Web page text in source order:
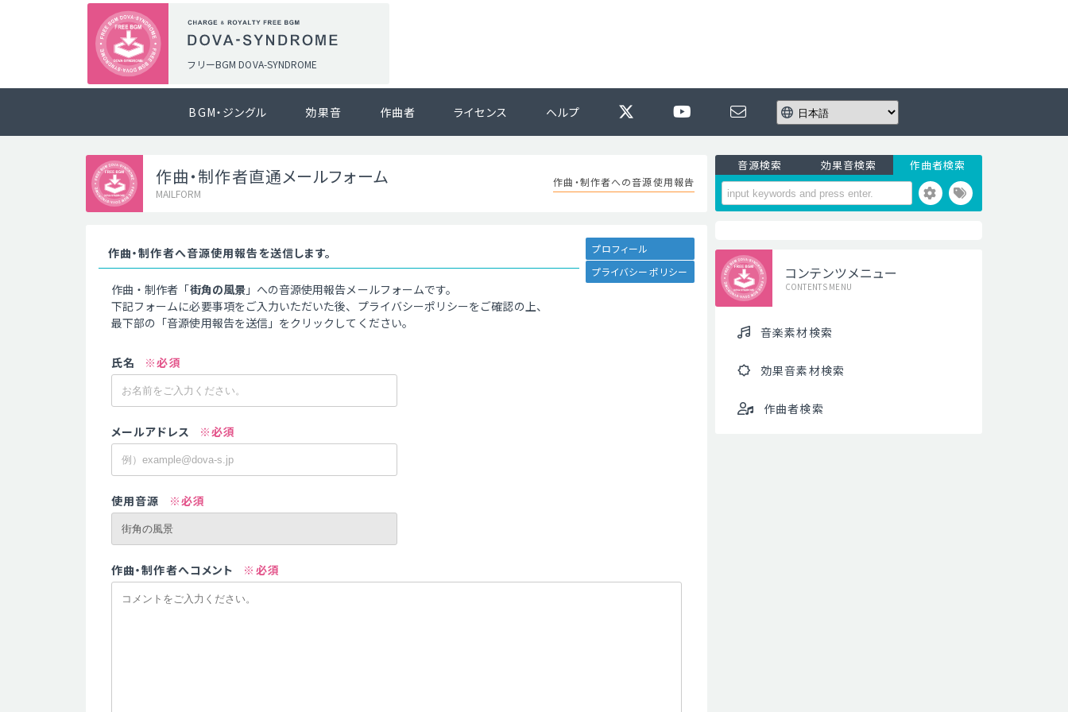
フリーBGM DOVA-SYNDROME
BGM・ジングル 効果音 作曲者 ライセンス ヘルプ
作曲・制作者直通メールフォーム
MAILFORM
作曲・制作者への音源使用報告
作曲・制作者へ音源使用報告を送信します。
プロフィール
プライバシーポリシー
作曲・制作者「街角の風景」への音源使用報告メールフォームです。
下記フォームに必要事項をご入力いただいた後、プライバシーポリシーをご確認の上、
最下部の「音源使用報告を送信」をクリックしてください。
氏名 ※必須
メールアドレス ※必須
使用音源 ※必須
作曲・制作者へコメント ※必須
音源検索 効果音検索 作曲者検索
コンテンツメニュー
CONTENTS MENU
音楽素材検索
効果音素材検索
作曲者検索